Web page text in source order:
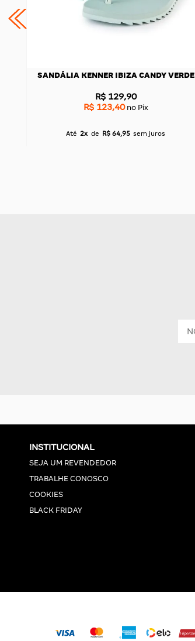
SANDÁLIA KENNER IBIZA CANDY VERDE
R$ 129,90
R$ 123,40no Pix
Até 2x de R$ 64,95 sem juros
INSTITUCIONAL
SEJA UM REVENDEDOR
TRABALHE CONOSCO
COOKIES
BLACK FRIDAY